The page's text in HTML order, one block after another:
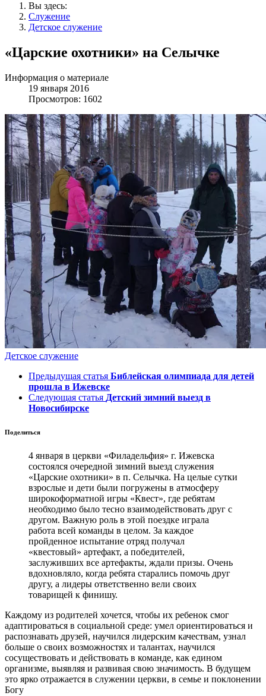
Вы здесь:
Служение
Детское служение
«Царские охотники» на Селычке
Информация о материале
19 января 2016
Просмотров: 1602
Детское служение
Предыдущая статья Библейская олимпиада для детей
прошла в Ижевске
Следующая статья Детский зимний выезд в
Новосибирске
Поделиться
4 января в церкви «Филадельфия» г. Ижевска
состоялся очередной зимний выезд служения
«Царские охотники» в п. Селычка. На целые сутки
взрослые и дети были погружены в атмосферу
широкоформатной игры «Квест», где ребятам
необходимо было тесно взаимодействовать друг с
другом. Важную роль в этой поездке играла
работа всей команды в целом. За каждое
пройденное испытание отряд получал
«квестовый» артефакт, а победителей,
заслуживших все артефакты, ждали призы. Очень
вдохновляло, когда ребята старались помочь друг
другу, а лидеры ответственно вели своих
товарищей к финишу.
Каждому из родителей хочется, чтобы их ребенок смог
адаптироваться в социальной среде: умел ориентироваться и
распознавать друзей, научился лидерским качествам, узнал
больше о своих возможностях и талантах, научился
сосуществовать и действовать в команде, как едином
организме, выявляя и развивая свою значимость. В будущем
это ярко отражается в служении церкви, в семье и поклонении
Богу